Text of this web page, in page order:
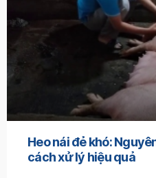
Heo nái đẻ khó:
cách xử lý hiệu quả